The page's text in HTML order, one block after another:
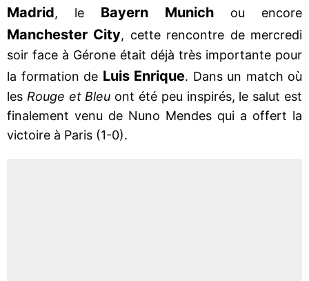
Madrid, le Bayern Munich ou encore
Manchester City, cette rencontre de mercredi
soir face à Gérone était déjà très importante pour
la formation de Luis Enrique. Dans un match où
les Rouge et Bleu ont été peu inspirés, le salut est
finalement venu de Nuno Mendes qui a offert la
victoire à Paris (1-0).